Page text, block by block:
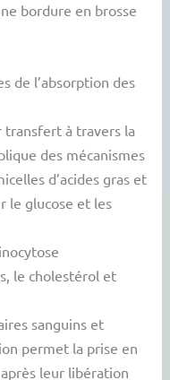
bordure en brosse
de l’absorption des
transfert à travers la
des mécanismes
d’acides gras et
le glucose et les
le cholestérol et
sanguins et
permet la prise en
leur libération